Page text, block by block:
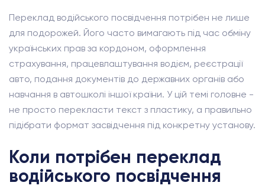
Переклад водійського посвідчення потрібен не лише
для подорожей. Його часто вимагають під час обміну
українських прав за кордоном, оформлення
страхування, працевлаштування водієм, реєстрації
авто, подання документів до державних органів або
навчання в автошколі іншої країни. У цій темі головне -
не просто перекласти текст з пластику, а правильно
підібрати формат засвідчення під конкретну установу.
Коли потрібен переклад
водійського посвідчення